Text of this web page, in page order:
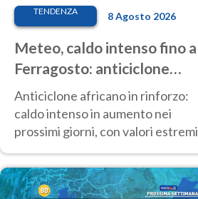
TENDENZA 8 Agosto 2026
Meteo, caldo intenso fino a
Ferragosto: anticiclone
africano ancora
protagonista
Anticiclone africano in rinforzo:
caldo intenso in aumento nei
prossimi giorni, con valori estremi
d’Italia